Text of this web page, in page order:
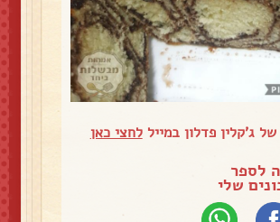
ג'קלין פדלון במייללחצי כאן
לספר
שלי